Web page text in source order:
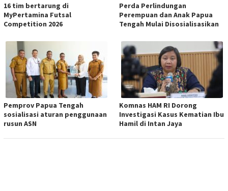
16 tim bertarung di
MyPertamina Futsal
Competition 2026
Perda Perlindungan
Perempuan dan Anak Papua
Tengah Mulai Disosialisasikan
Pemprov Papua Tengah
sosialisasi aturan penggunaan
rusun ASN
Komnas HAM RI Dorong
Investigasi Kasus Kematian Ibu
Hamil di Intan Jaya